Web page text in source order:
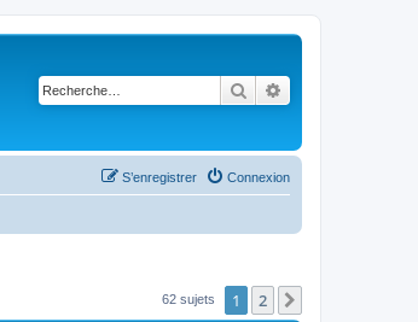
Rechercher
Connexion
S’enregistrer
62 sujets 1 2